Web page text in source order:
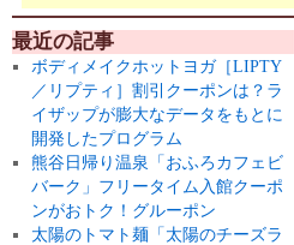
最近の記事
ボディメイクホットヨガ［LIPTY
／リプティ］割引クーポンは？ラ
イザップが膨大なデータをもとに
開発したプログラム
熊谷日帰り温泉「おふろカフェビ
バーク」フリータイム入館クーポ
ンがおトク！グルーポン
太陽のトマト麺「太陽のチーズラ